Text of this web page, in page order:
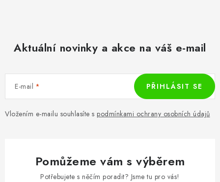
Aktuální novinky a akce na váš e-mail
E-mail
Vložením e-mailu souhlasíte s podmínkami ochrany osobních údajů
PŘIHLÁSIT SE
Pomůžeme vám s výběrem
Potřebujete s něčím poradit? Jsme tu pro vás!